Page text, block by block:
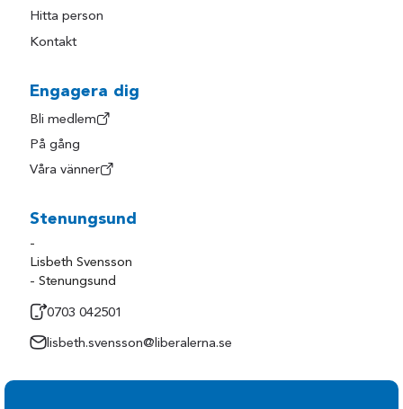
Hitta person
Kontakt
Engagera dig
Bli medlem
På gång
Våra vänner
Stenungsund
-
Lisbeth Svensson
- Stenungsund
0703 042501
lisbeth.svensson@liberalerna.se